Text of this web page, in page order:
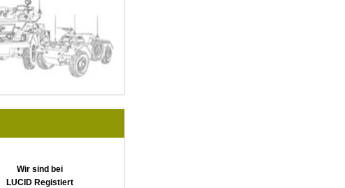
Wir sind bei
LUCID Registiert